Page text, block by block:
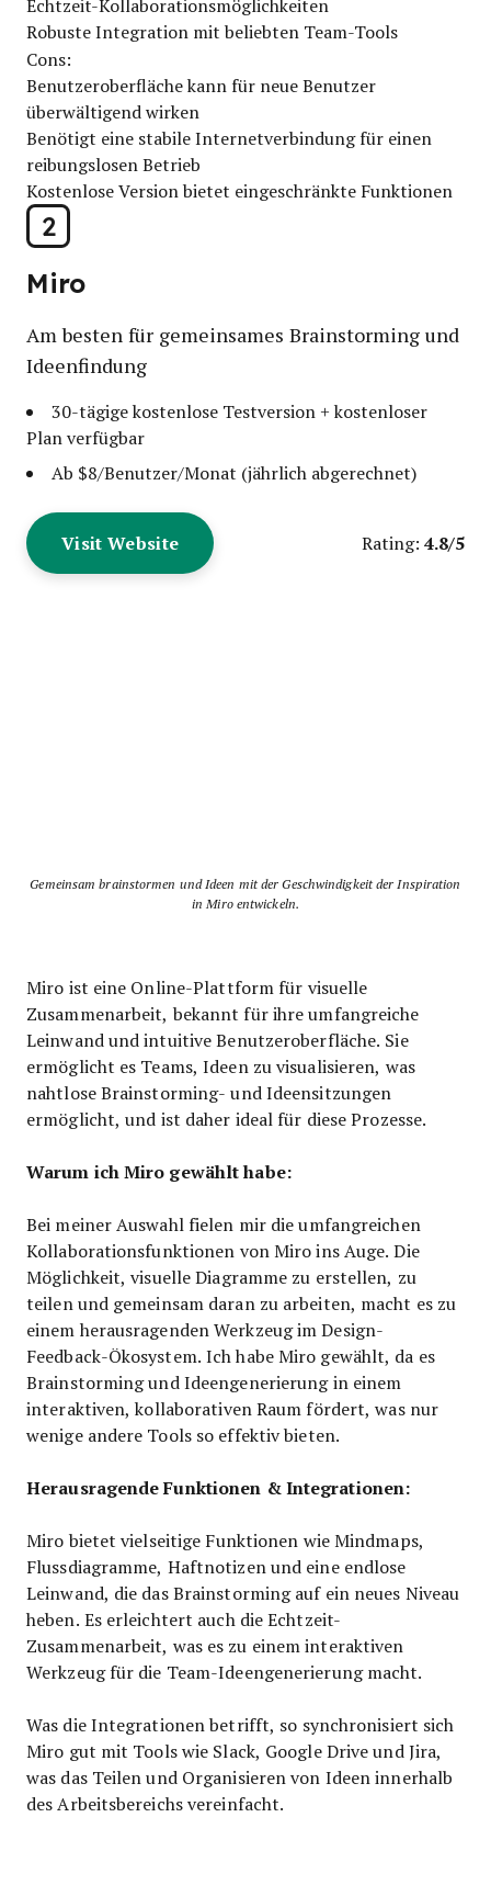
2
Miro
Am besten für gemeinsames Brainstorming und
Ideenfindung
30-tägige kostenlose Testversion + kostenloser
Plan verfügbar
Ab $8/Benutzer/Monat (jährlich abgerechnet)
Visit Website Rating: 4.8/5
Gemeinsam brainstormen und Ideen mit der Geschwindigkeit der Inspiration
in Miro entwickeln.
Miro ist eine Online-Plattform für visuelle
Zusammenarbeit, bekannt für ihre umfangreiche
Leinwand und intuitive Benutzeroberfläche. Sie
ermöglicht es Teams, Ideen zu visualisieren, was
nahtlose Brainstorming- und Ideensitzungen
ermöglicht, und ist daher ideal für diese Prozesse.
Warum ich Miro gewählt habe:
Bei meiner Auswahl fielen mir die umfangreichen
Kollaborationsfunktionen von Miro ins Auge. Die
Möglichkeit, visuelle Diagramme zu erstellen, zu
teilen und gemeinsam daran zu arbeiten, macht es zu
einem herausragenden Werkzeug im Design-
Feedback-Ökosystem. Ich habe Miro gewählt, da es
Brainstorming und Ideengenerierung in einem
interaktiven, kollaborativen Raum fördert, was nur
wenige andere Tools so effektiv bieten.
Herausragende Funktionen & Integrationen:
Miro bietet vielseitige Funktionen wie Mindmaps,
Flussdiagramme, Haftnotizen und eine endlose
Leinwand, die das Brainstorming auf ein neues Niveau
heben. Es erleichtert auch die Echtzeit-
Zusammenarbeit, was es zu einem interaktiven
Werkzeug für die Team-Ideengenerierung macht.
Was die Integrationen betrifft, so synchronisiert sich
Miro gut mit Tools wie Slack, Google Drive und Jira,
was das Teilen und Organisieren von Ideen innerhalb
des Arbeitsbereichs vereinfacht.
Echtzeit-Kollaborationsmöglichkeiten
Robuste Integration mit beliebten Team-Tools
Cons:
Benutzeroberfläche kann für neue Benutzer
überwältigend wirken
Benötigt eine stabile Internetverbindung für einen
reibungslosen Betrieb
Kostenlose Version bietet eingeschränkte Funktionen